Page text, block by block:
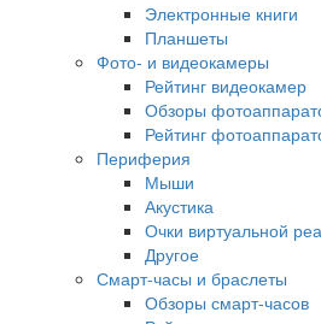
Электронные книги
Планшеты
Фото- и видеокамеры
Рейтинг видеокамер
Обзоры
Рейтинг
Периферия
Мыши
Акустика
Очки виртуальной
Другое
Смарт-часы и браслеты
Обзоры смарт-часов